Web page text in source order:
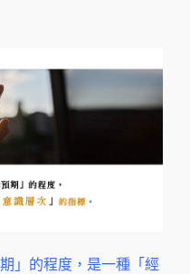
」的程度，是一種「經